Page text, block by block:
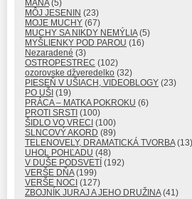
MÁŇA(5)
MÔJ JESENIN (23)
MOJE MUCHY (67)
MUCHY SA NIKDY NEMÝLIA(5)
MYŠLIENKY POD PAROU (16)
Nezaradené (3)
OSTROPESTREC (102)
ozorovske džveredelko (32)
PIESEŇ V UŠIACH, VIDEOBLOGY (23)
PO UŠI (19)
PRÁCA – MATKA POKROKU (6)
PROTI SRSTI (100)
ŠIDLO VO VRECI (100)
SLNCOVÝ AKORD (89)
TELENOVELY, DRAMATICKÁ TVORBA(13)
UHOL POHĽADU (48)
V DUŠE PODSVETÍ (192)
VERŠE DŇA(199)
VERŠE NOCI (127)
ZBOJNÍK JURAJ A JEHO DRUŽINA(41)